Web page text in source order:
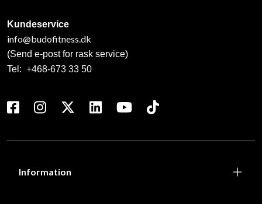
Kundeservice
info@budofitness.dk
(Send e-post for rask service)
Tel: +468-673 33 50
Information